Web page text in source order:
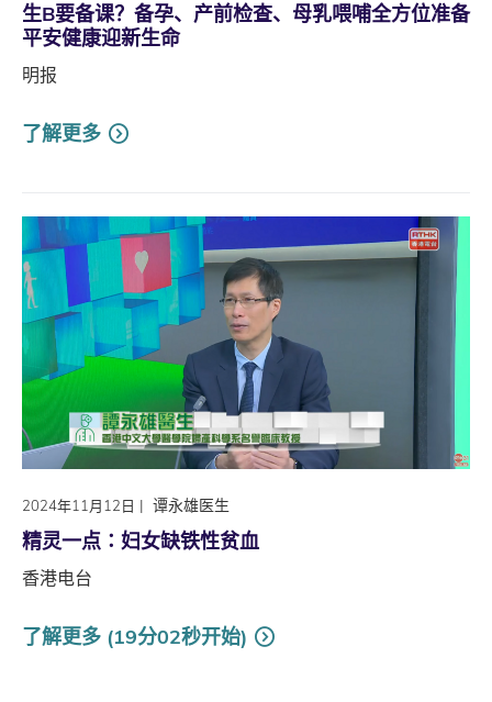
生B要备课？备孕、产前检查、母乳喂哺全方位准备
平安健康迎新生命
明报
了解更多
2024年11月12日 | 谭永雄医生
精灵一点∶妇女缺铁性贫血
香港电台
了解更多 (19分02秒开始)